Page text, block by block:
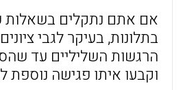
אם אתם נתקלים בשאלות
בתלונות, בעיקר לגבי
הרגשות השליליים עד
וקבעו איתו פגישה נוספת